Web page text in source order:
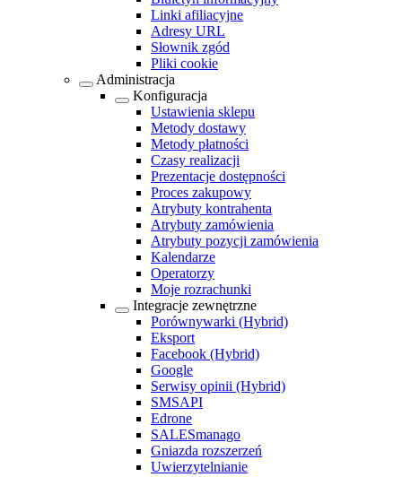
Linki afiliacyjne
Adresy URL
Słownik zgód
Pliki cookie
Administracja
Konfiguracja
Ustawienia sklepu
Metody dostawy
Metody płatności
Czasy realizacji
Prezentacje dostępności
Proces zakupowy
Atrybuty kontrahenta
Atrybuty zamówienia
Atrybuty pozycji zamówienia
Kalendarze
Operatorzy
Moje rozrachunki
Integracje zewnętrzne
Porównywarki (Hybrid)
Eksport
Facebook (Hybrid)
Google
Serwisy opinii (Hybrid)
SMSAPI
Edrone
SALESmanago
Gniazda rozszerzeń
Uwierzytelnianie